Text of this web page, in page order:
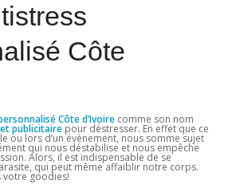
Côte
Côte d’Ivoirecomme son nom
publicitairepour déstresser. En effet que ce
ou lors d’un évènement, nous somme sujet
qui nous déstabilise et nous empêche
Alors, il est indispensable de se
qui peut même affaiblir notre corps.
votre goodies!